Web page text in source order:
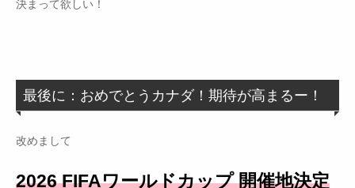
決まって欲しい！
最後に：おめでとうカナダ！期待が高まるー！
改めまして
2026 FIFAワールドカップ 開催地決定